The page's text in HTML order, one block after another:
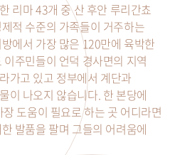
리마 43개 중 산 후안 루리간쵸
적 수준의 가족들이 거주하는
에서 가장 많은 120만에 육박한
주민들이 언덕 경사면의 지역
가고 있고 정부에서 계단과
이 나오지 않습니다. 한 본당에
도움이 필요로 하는 곳 어디라면
발품을 팔며 그들의 어려움에